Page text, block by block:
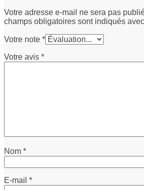
Votre adresse e-mail ne sera pas
champs obligatoires sont indiqués avec
Votre note *
Votre avis *
Nom *
E-mail *